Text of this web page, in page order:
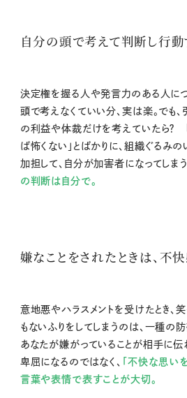
自分の頭で考えて判断し行動
決定権を握る人や発言力のある人に
頭で考えなくていい分、実は楽。でも
の利益や体裁だけを考えていたら？
ば怖くない」とばかりに、組織ぐるみ
加担して、自分が加害者になってしまう
の判断は自分で。
嫌なことをされたときは、不
意地悪やハラスメントを受けたとき、
もないふりをしてしまうのは、一種の
あなたが嫌がっていることが相手に伝
卑屈になるのではなく、
「不快な思い
言葉や表情で表すことが大切。